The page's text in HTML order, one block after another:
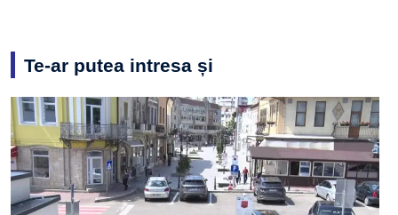
Te-ar putea intresa și